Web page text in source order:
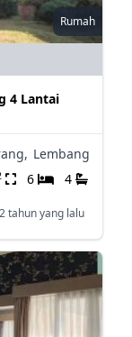
Rumah
4 Lantai
Lembang
6 4
2 tahun yang lalu